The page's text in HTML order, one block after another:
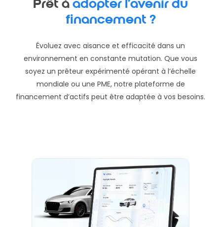
Prêt àadopter l’avenir du
financement ?
Évoluez avec aisance et efficacité dans un
environnement en constante mutation. Que vous
soyez un prêteur expérimenté opérant à l’échelle
mondiale ou une PME, notre plateforme de
financement d’actifs peut être adaptée à vos besoins.